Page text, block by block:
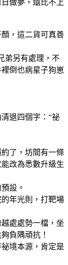
做夢，還比不上
，這二貨可真善
弟另有處理，不
倒也病星子狗崽
退四個字：“祕
了，坊間有一條
改為悉數升級生
設。
年光則，打靶場
處處勢一檔，坐
負隅頑抗！
境本源，肯定是